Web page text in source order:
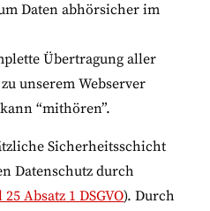
Daten abhörsicher im
Übertragung aller
unserem Webserver
“mithören”.
Sicherheitsschicht
Datenschutz durch
Absatz 1 DSGVO). Durch